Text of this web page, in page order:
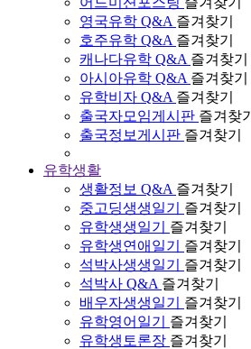
영국유학 Q&A 즐겨찾기
호주유학 Q&A 즐겨찾기
캐나다유학 Q&A 즐겨찾기
아시아유학 Q&A 즐겨찾기
유학비자 Q&A 즐겨찾기
출국자모임게시판 즐겨찾기
출국정보게시판 즐겨찾기
유학생활
생활정보 Q&A 즐겨찾기
중고딩생생일기
즐겨찾기
유학생생일기
즐겨찾기
유학생연애일기
즐겨찾기
석박사생생일기
즐겨찾기
석박사 Q&A 즐겨찾기
배우자생생일기
즐겨찾기
유학영어일기
즐겨찾기
유학생토론장 즐겨찾기